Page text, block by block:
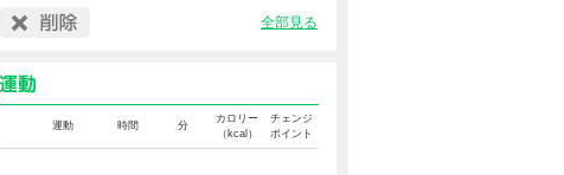
全部見る
運動 時間 分
カロリー
（kcal）
チェンジ
ポイント